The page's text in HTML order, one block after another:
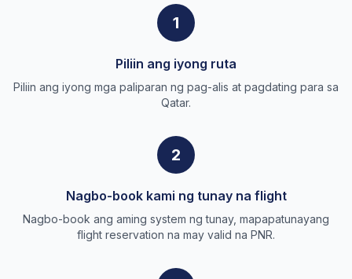
1
Piliin ang iyong ruta
Piliin ang iyong mga paliparan ng pag-alis at pagdating para sa
Qatar.
2
Nagbo-book kami ng tunay na flight
Nagbo-book ang aming system ng tunay, mapapatunayang
flight reservation na may valid na PNR.